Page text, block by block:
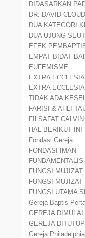
DIDASARKAN
DR. DAVID
DUA KATEGORI
DUA UJUNG
EFEK
EMPAT BIDAT
EUFEMISME
EXTRA
EXTRA
TIDAK ADA
FARISI & AHLI
FILSAFAT
HAL BERIKUT INI
Fondasi Gereja
FONDASI IMAN
FUNDAMENTALIS
FUNGSI MUJIZAT
FUNGSI
FUNGSI UTAMA
Gereja Baptis
GEREJA
GEREJA
Gereja Philadelphia